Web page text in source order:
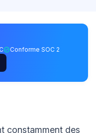
Conforme SOC 2
constamment des